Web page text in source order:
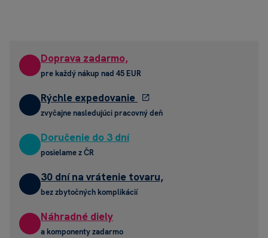
Doprava zadarmo,
pre každý nákup nad 45 EUR
Rýchle expedovanie
zvyčajne nasledujúci pracovný deň
Doručenie do 3 dní
posielame z ČR
30 dní na vrátenie tovaru,
bez zbytočných komplikácií
Náhradné diely
a komponenty zadarmo